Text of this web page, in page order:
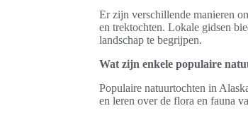
Er zijn verschillende manieren
en trektochten. Lokale gidsen
landschap te begrijpen.
Wat zijn enkele populaire
Populaire natuurtochten in
en leren over de flora en fauna